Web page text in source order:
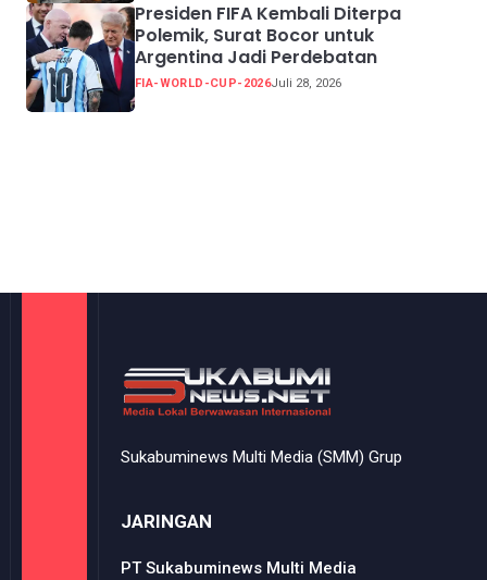
Presiden FIFA Kembali Diterpa
Polemik, Surat Bocor untuk
Argentina Jadi Perdebatan
FIA-WORLD-CUP-2026Juli 28, 2026
Sukabuminews Multi Media (SMM) Grup
JARINGAN
PT Sukabuminews Multi Media